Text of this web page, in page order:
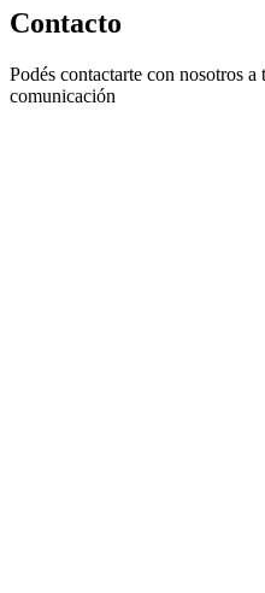
Contacto
Podés contactarte con nosotros
comunicación